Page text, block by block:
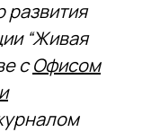
развития
“Живая
сОфисом